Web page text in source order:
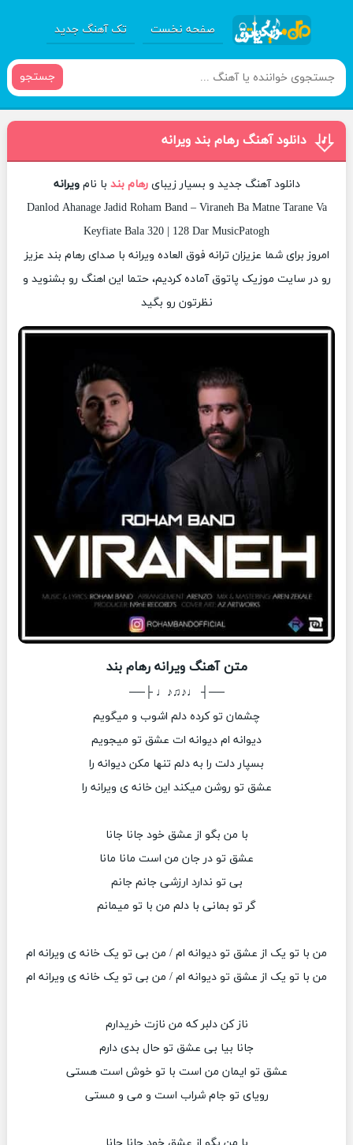
صفحه نخست تک آهنگ جدید
جستجو
دانلود آهنگ رهام بند ویرانه
دانلود آهنگ جدید و بسیار زیبایرهام بند با نامویرانه
Danlod Ahanage Jadid Roham Band – Viraneh Ba Matne Tarane Va
Keyfiate Bala 320 | 128 Dar MusicPatogh
امروز برای شما عزیزان ترانه فوق العاده ویرانه با صدای رهام بند عزیز
رو در سایت موزیک پاتوق آماده کردیم، حتما این اهنگ رو بشنوید و
نظرتون رو بگید
متن آهنگ ویرانه رهام بند
──┤ ♩♪♫♪♩ ├──
چشمان تو کرده دلم اشوب و میگویم
دیوانه ام دیوانه ات عشق تو میجویم
بسپار دلت را به دلم تنها مکن دیوانه را
عشق تو روشن میکند این خانه ی ویرانه را
با من بگو از عشق خود جانا جانا
عشق تو در جان من است مانا مانا
بی تو ندارد ارزشی جانم جانم
گر تو بمانی با دلم من با تو میمانم
من با تو یک از عشق تو دیوانه ام / من بی تو یک خانه ی ویرانه ام
من با تو یک از عشق تو دیوانه ام / من بی تو یک خانه ی ویرانه ام
ناز کن دلبر که من نازت خریدارم
جانا بیا بی عشق تو حال بدی دارم
عشق تو ایمان من است با تو خوش است هستی
رویای تو جام شراب است و می و مستی